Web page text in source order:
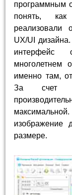
программным
понять,
реализовали
UX/UI дизайна.
интерфейс
многолетнем
именно там,
За счет
изображение
размере.